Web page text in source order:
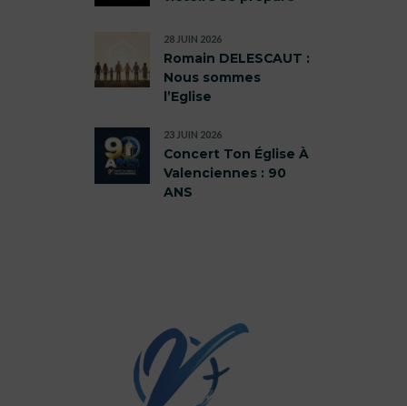
Romain DELESCAUT :
Nous sommes
l’Eglise
28 JUIN 2026
Concert Ton Église À
Valenciennes : 90
ANS
23 JUIN 2026